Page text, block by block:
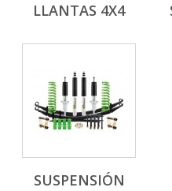
LLANTAS 4X4
SUSPENSIÓN